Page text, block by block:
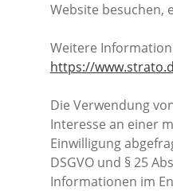
Website besuchen,
Weitere
https://
Die Verwendung
Interesse an einer
Einwilligung
DSGVO und § 25
Informationen im